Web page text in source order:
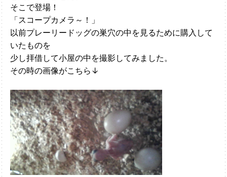
そこで登場！
「スコープカメラ～！」
以前プレーリードッグの巣穴の中を見るために購入して
いたものを
少し拝借して小屋の中を撮影してみました。
その時の画像がこちら↓